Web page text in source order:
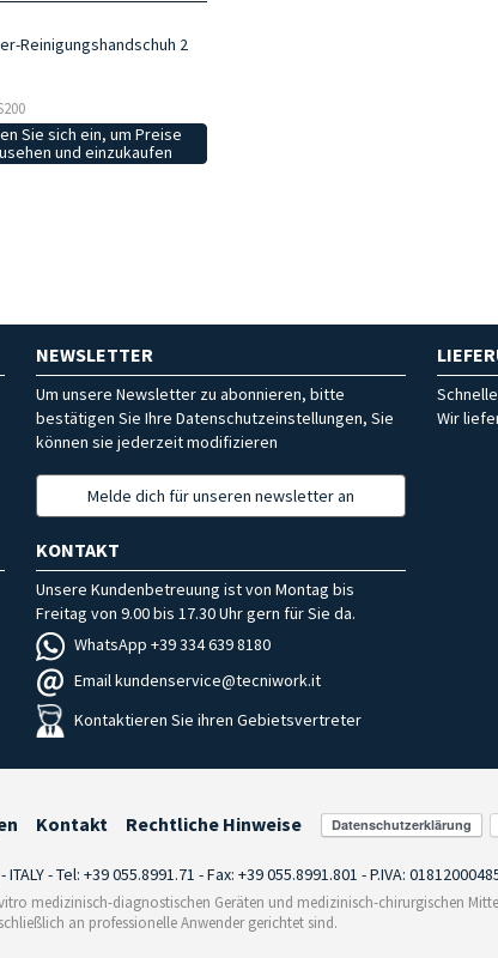
Reinigungshandschuh 2
Sie sich ein, um Preise
und einzukaufen
NEWSLETTER
Um unsere Newsletter zu abonnieren, bitte
bestätigen Sie Ihre Datenschutzeinstellungen, Sie
können sie jederzeit modifizieren
Melde dich für unseren newsletter an
Wir
KONTAKT
Unsere Kundenbetreuung ist von Montag bis
Freitag von 9.00 bis 17.30 Uhr gern für Sie da.
WhatsApp +39 334 639 8180
Email kundenservice@tecniwork.it
Kontaktieren Sie ihren Gebietsvertreter
Kontakt Rechtliche Hinweise
- Tel: +39 055.8991.71 - Fax: +39 055.8991.801 - P.IVA:
medizinisch-diagnostischen Geräten und medizinisch-chirurgischen
an professionelle Anwender gerichtet sind.